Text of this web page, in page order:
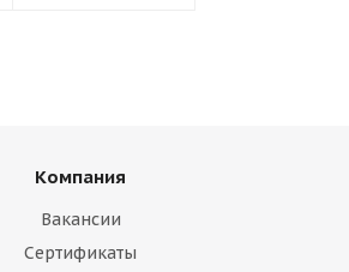
Компания
Вакансии
Сертификаты